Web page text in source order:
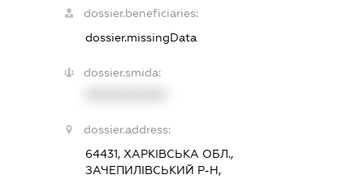
dossier.beneficiaries:
dossier.missingData
dossier.smida:
dossier.address:
64431, ХАРКІВСЬКА ОБЛ.,
ЗАЧЕПИЛІВСЬКИЙ Р-Н,